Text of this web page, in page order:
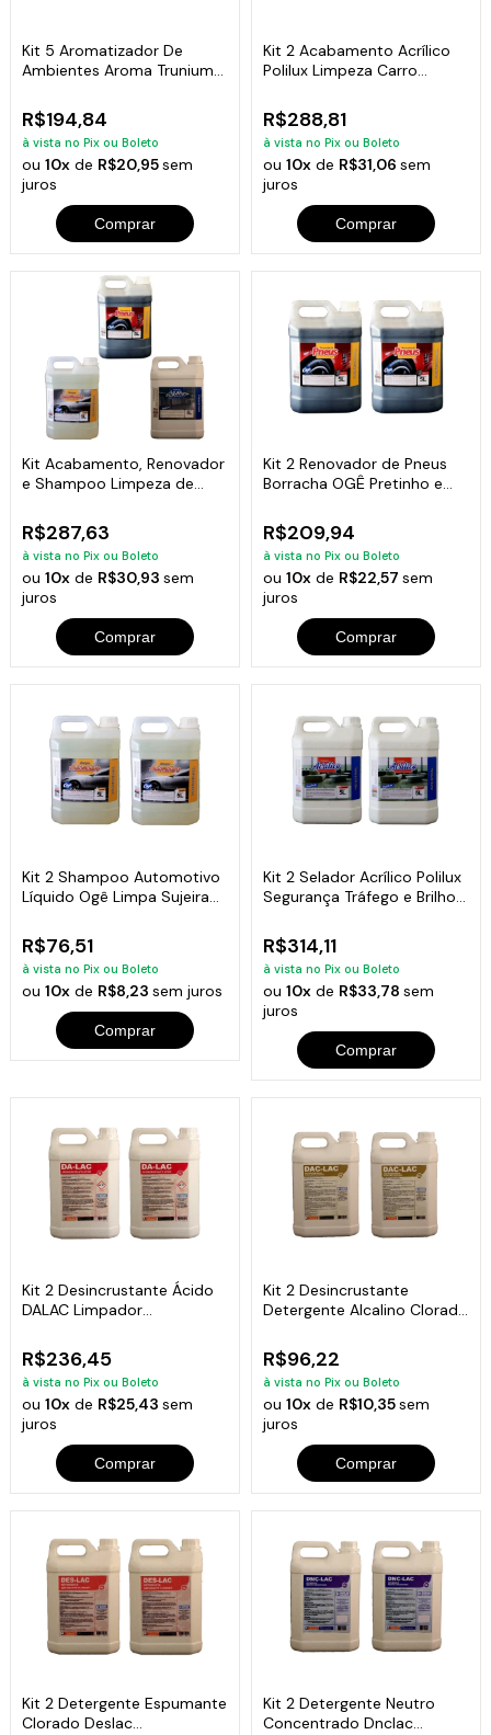
Kit 5 Aromatizador De
Ambientes Aroma Trunium
R$194,84
à vista no Pix ou Boleto
ou10x de R$20,95sem
juros
Comprar
Kit 2 Acabamento Acrílico
Polilux Limpeza Carro
R$288,81
à vista no Pix ou Boleto
ou 10xde R$31,06 sem
juros
Comprar
Kit Acabamento, Renovador
e Shampoo Limpeza de
R$287,63
à vista no Pix ou Boleto
ou10x de R$30,93sem
juros
Comprar
Kit 2 Renovador de Pneus
Borracha OGÊ Pretinho e
R$209,94
à vista no Pix ou Boleto
ou 10xde R$22,57 sem
juros
Comprar
Kit 2 Shampoo Automotivo
Líquido Ogê Limpa Sujeira
R$76,51
à vista no Pix ou Boleto
ou10x de R$8,23sem juros
Comprar
Kit 2 Selador Acrílico Polilux
Segurança Tráfego e Brilho
R$314,11
à vista no Pix ou Boleto
ou 10xde R$33,78 sem
juros
Comprar
Kit 2 Desincrustante Ácido
DALAC Limpador
R$236,45
à vista no Pix ou Boleto
ou10x de R$25,43sem
juros
Comprar
Kit 2 Desincrustante
Detergente Alcalino Clorado
R$96,22
à vista no Pix ou Boleto
ou 10xde R$10,35sem
juros
Comprar
Kit 2 Detergente Espumante
Clorado Deslac
Kit 2 Detergente Neutro
Concentrado Dnclac